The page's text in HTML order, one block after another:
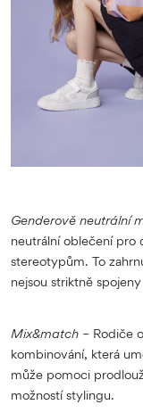
Genderově neutrální
neutrální oblečení pro
stereotypům. To
nejsou striktně
Mix&match – Rodiče
kombinování, která
může pomoci
možností stylingu.